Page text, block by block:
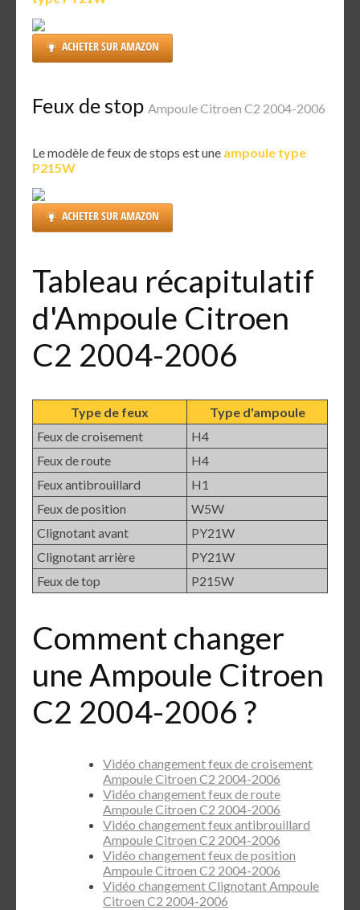
ACHETER SUR AMAZON
Feux de stop Ampoule Citroen C2 2004-2006
Le modèle de feux de stops est une ampoule type
P215W
ACHETER SUR AMAZON
Tableau récapitulatif
d'Ampoule Citroen
C2 2004-2006
Type de feux
Type d'ampoule
Feux de croisement
H4
Feux de route
H4
Feux antibrouillard
H1
Feux de position
W5W
Clignotant avant
PY21W
Clignotant arrière
PY21W
Feux de top
P215W
Comment changer
une Ampoule Citroen
C2 2004-2006 ?
Vidéo changement feux de croisement
Ampoule Citroen C2 2004-2006
Vidéo changement feux de route
Ampoule Citroen C2 2004-2006
Vidéo changement feux antibrouillard
Ampoule Citroen C2 2004-2006
Vidéo changement feux de position
Ampoule Citroen C2 2004-2006
Vidéo changement Clignotant Ampoule
Citroen C2 2004-2006